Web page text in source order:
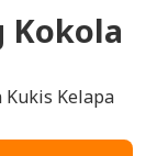
Kokola
Kelapa